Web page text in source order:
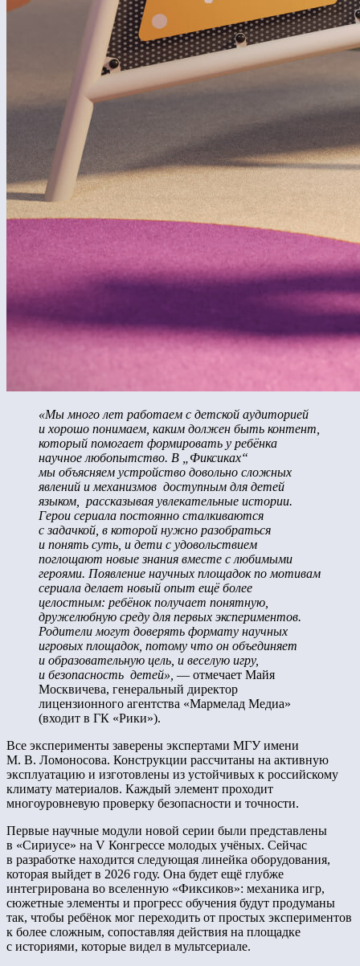
«Мы много лет работаем с детской аудиторией
и хорошо понимаем, каким должен быть контент,
который помогает формировать у ребёнка
научное любопытство. В „Фиксиках“
мы объясняем устройство довольно сложных
явлений и механизмов доступным для детей
языком, рассказывая увлекательные истории.
Герои сериала постоянно сталкиваются
с задачкой, в которой нужно разобраться
и понять суть, и дети с удовольствием
поглощают новые знания вместе с любимыми
героями. Появление научных площадок по мотивам
сериала делает новый опыт ещё более
целостным: ребёнок получает понятную,
дружелюбную среду для первых экспериментов.
Родители могут доверять формату научных
игровых площадок, потому что он объединяет
и образовательную цель, и веселую игру,
и безопасность детей», — отмечает Майя
Москвичева, генеральный директор
лицензионного агентства «Мармелад Медиа»
(входит в ГК «Рики»).
Все эксперименты заверены экспертами МГУ имени
М. В. Ломоносова. Конструкции рассчитаны на активную
эксплуатацию и изготовлены из устойчивых к российскому
климату материалов. Каждый элемент проходит
многоуровневую проверку безопасности и точности.
Первые научные модули новой серии были представлены
в «Сириусе» на V Конгрессе молодых учёных. Сейчас
в разработке находится следующая линейка оборудования,
которая выйдет в 2026 году. Она будет ещё глубже
интегрирована во вселенную «Фиксиков»: механика игр,
сюжетные элементы и прогресс обучения будут продуманы
так, чтобы ребёнок мог переходить от простых экспериментов
к более сложным, сопоставляя действия на площадке
с историями, которые видел в мультсериале.